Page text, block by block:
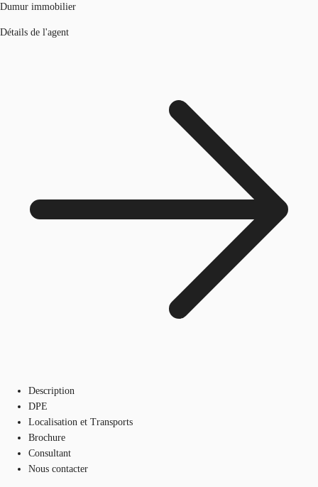
Dumur immobilier
Détails de l'agent
Description
DPE
Localisation et Transports
Brochure
Consultant
Nous contacter